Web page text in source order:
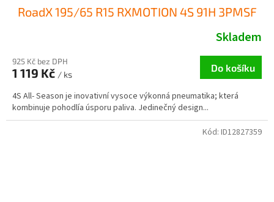
RoadX 195/65 R15 RXMOTION 4S 91H 3PMSF
Skladem
925 Kč bez DPH
1 119 Kč / ks
Do košíku
4S All- Season je inovativní vysoce výkonná pneumatika; která
kombinuje pohodlía úsporu paliva. Jedinečný design...
Kód: ID12827359